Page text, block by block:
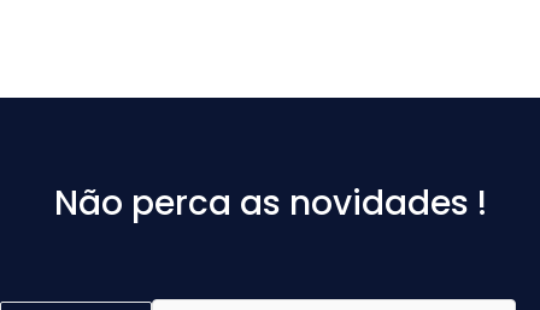
Não perca as novidades !